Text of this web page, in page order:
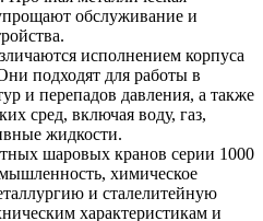
обслуживание и
исполнением корпуса
подходят для работы в
и перепадов давления, а также
сред, включая воду, газ,
жидкости.
шаровых кранов серии 1000
химическое
и сталелитейную
характеристикам и